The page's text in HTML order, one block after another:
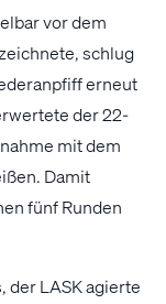
vor dem
schlug
erneut
der 22-
mit dem
Damit
fünf Runden
der LASK agierte